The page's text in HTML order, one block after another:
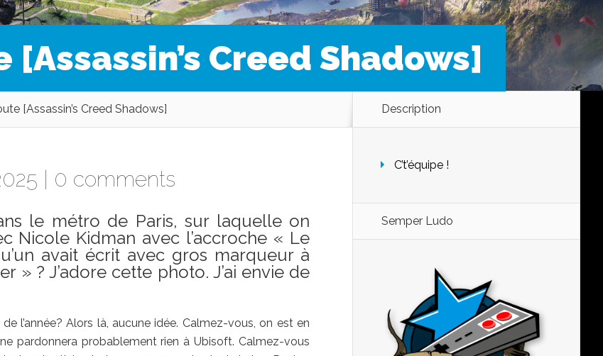
[Assassin’s Creed Shadows]
[Assassin’s Creed Shadows]
| 0 comments
le métro de Paris, sur laquelle on
Nicole Kidman avec l’accroche « Le
avait écrit avec gros marqueur à
» ? J’adore cette photo. J’ai envie de
l’année? Alors là, aucune idée. Calmez-vous, on est en
pardonnera probablement rien à Ubisoft. Calmez-vous
Description
C’t’équipe !
Semper Ludo